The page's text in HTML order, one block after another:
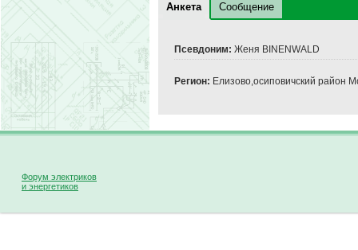
Анкета Сообщение
Псевдоним: Женя BINENWALD
Регион: Елизово,осиповичский район
Форум электриков
и энергетиков